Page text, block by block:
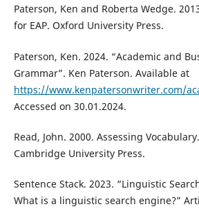
Paterson, Ken and Roberta Wedge.
for EAP. Oxford University Press.
Paterson, Ken. 2024. “Academic and
Grammar”. Ken Paterson. Available at
https://www.kenpatersonwriter.com/
Accessed on 30.01.2024.
Read, John. 2000. Assessing
Cambridge University Press.
Sentence Stack. 2023. “Linguistic
What is a linguistic search engine?”